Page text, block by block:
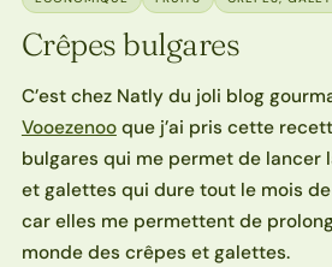
Crêpes bulgares
C’est chez Natly du joli blog
Vooezenooque j’ai pris cette
bulgares qui me permet de lancer
et galettes qui dure tout le mois de
car elles me permettent de
monde des crêpes et galettes.